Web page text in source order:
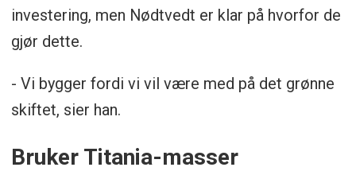
investering, men Nødtvedt er klar på hvorfor de
gjør dette.
- Vi bygger fordi vi vil være med på det grønne
skiftet, sier han.
Bruker Titania-masser